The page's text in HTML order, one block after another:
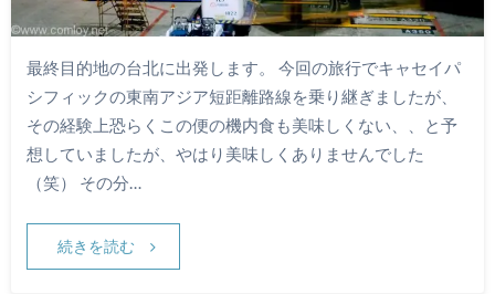
最終目的地の台北に出発します。 今回の旅行でキャセイパ
シフィックの東南アジア短距離路線を乗り継ぎましたが、
その経験上恐らくこの便の機内食も美味しくない、、と予
想していましたが、やはり美味しくありませんでした
（笑） その分…
続きを読む